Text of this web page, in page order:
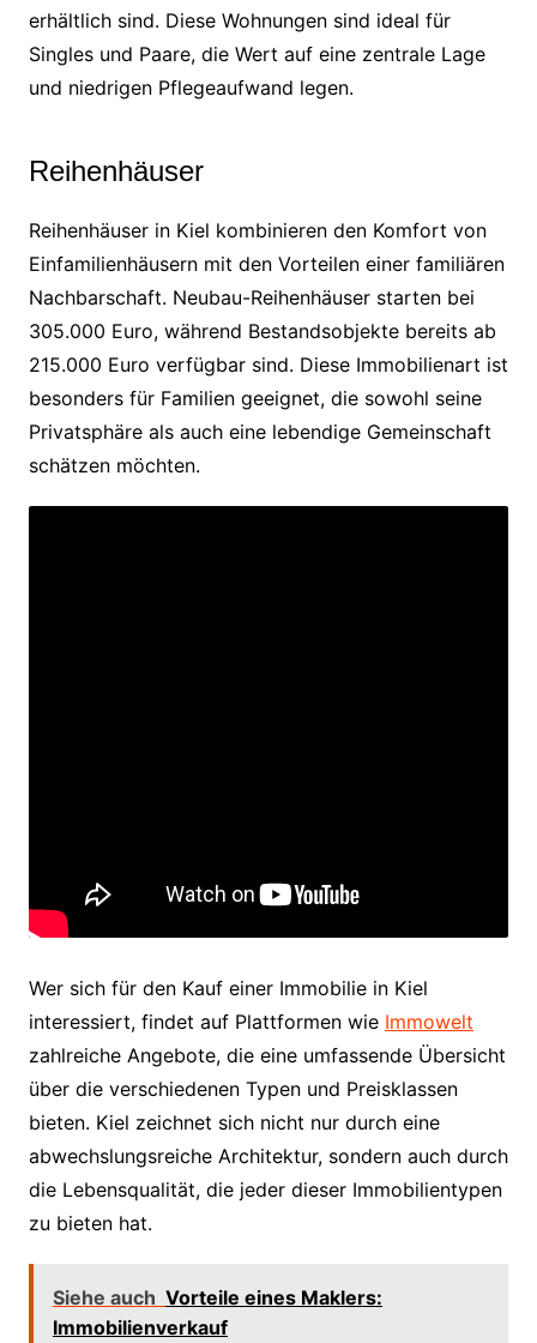
erhältlich sind. Diese Wohnungen sind ideal für
Singles und Paare, die Wert auf eine zentrale Lage
und niedrigen Pflegeaufwand legen.
Reihenhäuser
Reihenhäuser in Kiel kombinieren den Komfort von
Einfamilienhäusern mit den Vorteilen einer familiären
Nachbarschaft. Neubau-Reihenhäuser starten bei
305.000 Euro, während Bestandsobjekte bereits ab
215.000 Euro verfügbar sind. Diese Immobilienart ist
besonders für Familien geeignet, die sowohl seine
Privatsphäre als auch eine lebendige Gemeinschaft
schätzen möchten.
Wer sich für den Kauf einer Immobilie in Kiel
interessiert, findet auf Plattformen wie Immowelt
zahlreiche Angebote, die eine umfassende Übersicht
über die verschiedenen Typen und Preisklassen
bieten. Kiel zeichnet sich nicht nur durch eine
abwechslungsreiche Architektur, sondern auch durch
die Lebensqualität, die jeder dieser Immobilientypen
zu bieten hat.
Siehe auch Vorteile eines Maklers:
Immobilienverkauf